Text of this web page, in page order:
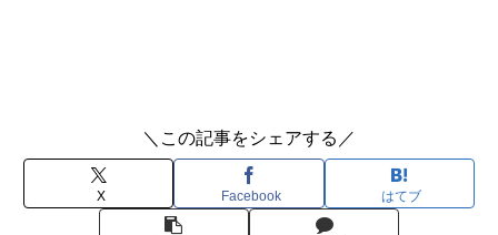
＼この記事をシェアする／
X Facebook はてブ